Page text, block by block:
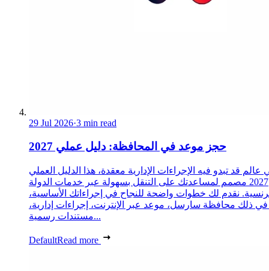
29 Jul 2026·3 min read
حجز موعد في المحافظة: دليل عملي 2027
عالم قد تبدو فيه الإجراءات الإدارية معقدة، هذا الدليل العملي
2027 مصمم لمساعدتك على التنقل بسهولة عبر خدمات الدولة
نقدم لك خطوات واضحة للنجاح في إجراءاتك الأساسية،
في ذلك محافظة سارسل، موعد عبر الإنترنت، إجراءات إدارية،
مستندات رسمية...
DefaultRead more